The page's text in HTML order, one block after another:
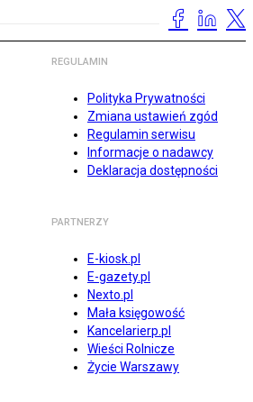
REGULAMIN
Polityka Prywatności
Zmiana ustawień zgód
Regulamin serwisu
Informacje o nadawcy
Deklaracja dostępności
PARTNERZY
E-kiosk.pl
E-gazety.pl
Nexto.pl
Mała księgowość
Kancelarierp.pl
Wieści Rolnicze
Życie Warszawy